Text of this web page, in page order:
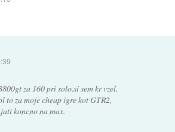
za 160 pri solo.si sem kr vzel.
to za moje cheap igre kot GTR2,
koncno na max.